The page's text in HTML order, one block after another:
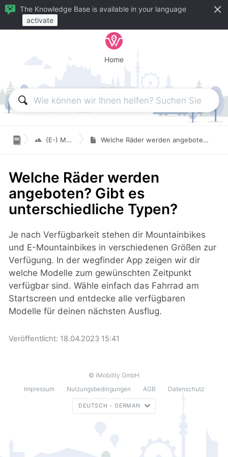
The Knowledge Base is available in your language
activate
Home
 (E-) Mountainbikes Welche Räder werden angeboten? Gibt es unterschiedliche Typen?
Welche Räder werden
angeboten? Gibt es
unterschiedliche Typen?
Je nach Verfügbarkeit stehen dir Mountainbikes
und E-Mountainbikes in verschiedenen Größen zur
Verfügung. In der wegfinder App zeigen wir dir
welche Modelle zum gewünschten Zeitpunkt
verfügbar sind. Wähle einfach das Fahrrad am
Startscreen und entdecke alle verfügbaren
Modelle für deinen nächsten Ausflug.
Veröffentlicht: 18.04.2023 15:41
© iMobility GmbH
Impressum
Nutzungsbedingungen AGB Datenschutz
DEUTSCH - GERMAN